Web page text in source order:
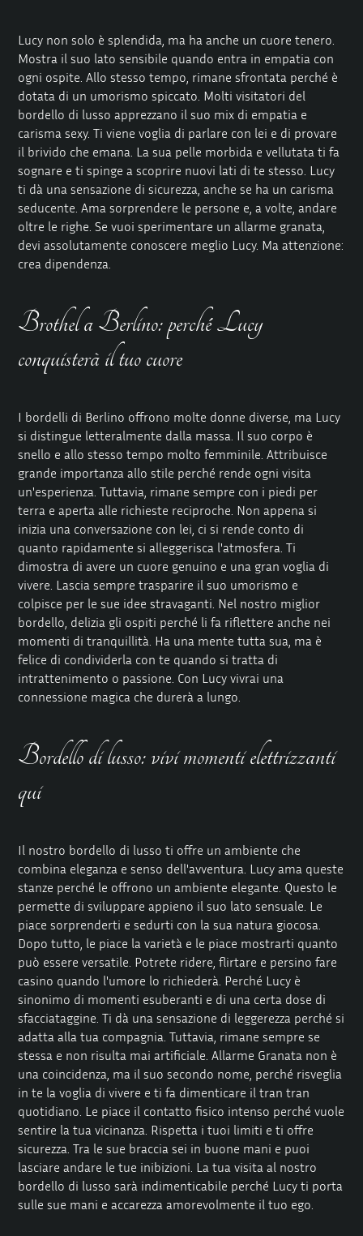
Lucy non solo è splendida, ma ha anche un cuore tenero.
Mostra il suo lato sensibile quando entra in empatia con
ogni ospite. Allo stesso tempo, rimane sfrontata perché è
dotata di un umorismo spiccato. Molti visitatori del
bordello di lusso apprezzano il suo mix di empatia e
carisma sexy. Ti viene voglia di parlare con lei e di provare
il brivido che emana. La sua pelle morbida e vellutata ti fa
sognare e ti spinge a scoprire nuovi lati di te stesso. Lucy
ti dà una sensazione di sicurezza, anche se ha un carisma
seducente. Ama sorprendere le persone e, a volte, andare
oltre le righe. Se vuoi sperimentare un allarme granata,
devi assolutamente conoscere meglio Lucy. Ma attenzione:
crea dipendenza.
Brothel a Berlino: perché Lucy
conquisterà il tuo cuore
I bordelli di Berlino offrono molte donne diverse, ma Lucy
si distingue letteralmente dalla massa. Il suo corpo è
snello e allo stesso tempo molto femminile. Attribuisce
grande importanza allo stile perché rende ogni visita
un'esperienza. Tuttavia, rimane sempre con i piedi per
terra e aperta alle richieste reciproche. Non appena si
inizia una conversazione con lei, ci si rende conto di
quanto rapidamente si alleggerisca l'atmosfera. Ti
dimostra di avere un cuore genuino e una gran voglia di
vivere. Lascia sempre trasparire il suo umorismo e
colpisce per le sue idee stravaganti. Nel nostro miglior
bordello, delizia gli ospiti perché li fa riflettere anche nei
momenti di tranquillità. Ha una mente tutta sua, ma è
felice di condividerla con te quando si tratta di
intrattenimento o passione. Con Lucy vivrai una
connessione magica che durerà a lungo.
Bordello di lusso: vivi momenti elettrizzanti
qui
Il nostro bordello di lusso ti offre un ambiente che
combina eleganza e senso dell'avventura. Lucy ama queste
stanze perché le offrono un ambiente elegante. Questo le
permette di sviluppare appieno il suo lato sensuale. Le
piace sorprenderti e sedurti con la sua natura giocosa.
Dopo tutto, le piace la varietà e le piace mostrarti quanto
può essere versatile. Potrete ridere, flirtare e persino fare
casino quando l'umore lo richiederà. Perché Lucy è
sinonimo di momenti esuberanti e di una certa dose di
sfacciataggine. Ti dà una sensazione di leggerezza perché si
adatta alla tua compagnia. Tuttavia, rimane sempre se
stessa e non risulta mai artificiale. Allarme Granata non è
una coincidenza, ma il suo secondo nome, perché risveglia
in te la voglia di vivere e ti fa dimenticare il tran tran
quotidiano. Le piace il contatto fisico intenso perché vuole
sentire la tua vicinanza. Rispetta i tuoi limiti e ti offre
sicurezza. Tra le sue braccia sei in buone mani e puoi
lasciare andare le tue inibizioni. La tua visita al nostro
bordello di lusso sarà indimenticabile perché Lucy ti porta
sulle sue mani e accarezza amorevolmente il tuo ego.